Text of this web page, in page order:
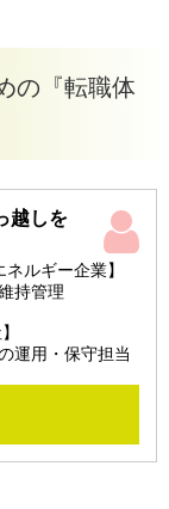
の『転職体
越しを
ルギー企業】
持管理
運用・保守担当